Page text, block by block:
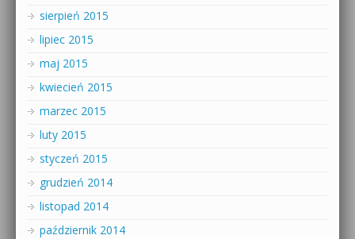
sierpień 2015
lipiec 2015
maj 2015
kwiecień 2015
marzec 2015
luty 2015
styczeń 2015
grudzień 2014
listopad 2014
październik 2014